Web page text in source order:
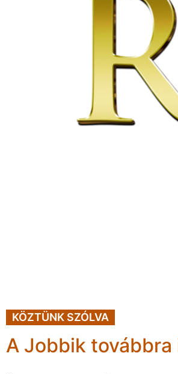
KÖZTÜNK SZÓLVA
A Jobbik